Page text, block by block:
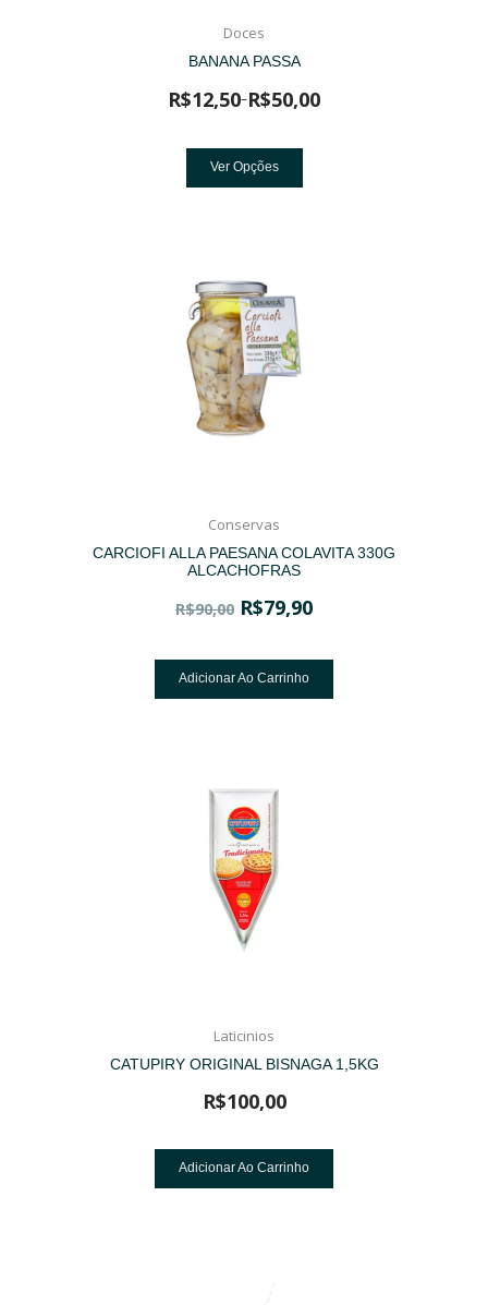
Doces
BANANA PASSA
R$12,50–R$50,00
Ver Opções
Conservas
CARCIOFI ALLA PAESANA COLAVITA 330G
ALCACHOFRAS
R$90,00 R$79,90
Adicionar Ao Carrinho
Laticinios
CATUPIRY ORIGINAL BISNAGA 1,5KG
R$100,00
Adicionar Ao Carrinho